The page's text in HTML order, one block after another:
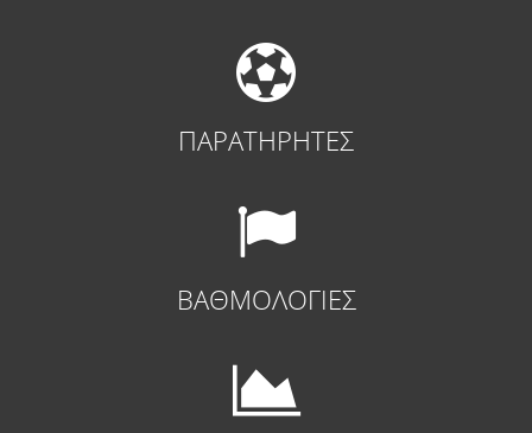
ΠΑΡΑΤΗΡΗΤΕΣ
ΒΑΘΜΟΛΟΓΙΕΣ